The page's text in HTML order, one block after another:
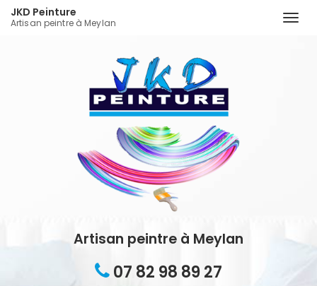
JKD Peinture
Artisan peintre à Meylan
Artisan peintre à Meylan
07 82 98 89 27